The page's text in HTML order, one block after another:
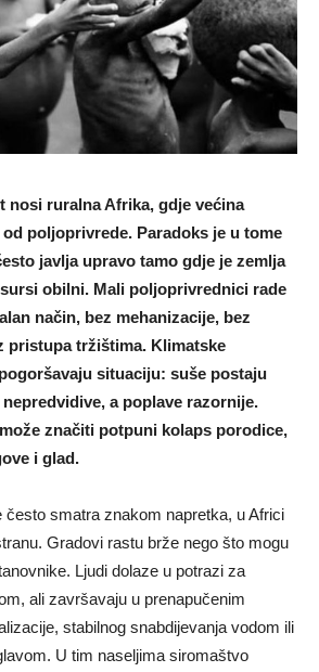
nosi ruralna Afrika, gdje većina
poljoprivrede. Paradoks je u tome
javlja upravo tamo gdje je zemlja
obilni. Mali poljoprivrednici rade
način, bez mehanizacije, bez
pristupa tržištima. Klimatske
situaciju: suše postaju
a poplave razornije.
značiti potpuni kolaps porodice,
i glad.
često smatra znakom napretka, u Africi
Gradovi rastu brže nego što mogu
Ljudi dolaze u potrazi za
ali završavaju u prenapučenim
stabilnog snabdijevanja vodom ili
U tim naseljima siromaštvo